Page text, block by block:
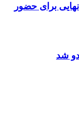
برای حضور
شد